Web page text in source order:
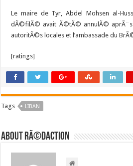
Le maire de Tyr, Abdel Mohsen al-
dÃ©filÃ© avait Ã©tÃ© annulÃ© aprÃ¨s
autoritÃ©s locales et l’ambassade du
[ratings]
Tags LIBAN
About RÃ©daction